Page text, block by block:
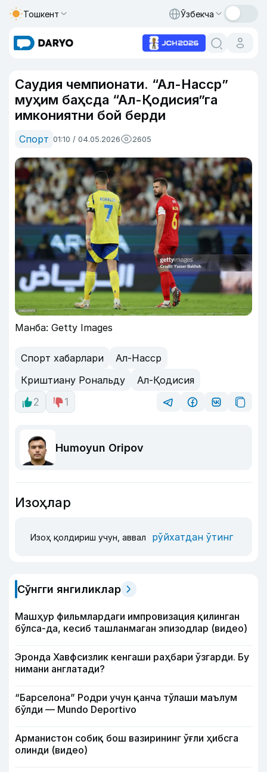
Тошкент Ўзбекча
Саудия чемпионати. “Ал-Насср”
муҳим баҳсда “Ал-Қодисия”га
имкониятни бой берди
Спорт 01:10 / 04.05.2026 2605
Манба: Getty Images
Спорт хабарлари
Ал-Насср
Криштиану Рональду
Ал-Қодисия
2
1
Humoyun Oripov
Изоҳлар
Изоҳ қолдириш учун, аввал рўйхатдан ўтинг
Сўнгги янгиликлар
Машҳур фильмлардаги импровизация қилинган
бўлса-да, кесиб ташланмаган эпизодлар (видео)
Эронда Хавфсизлик кенгаши раҳбари ўзгарди. Бу
нимани англатади?
“Барселона” Родри учун қанча тўлаши маълум
бўлди — Mundo Deportivo
Арманистон собиқ бош вазирининг ўғли ҳибсга
олинди (видео)